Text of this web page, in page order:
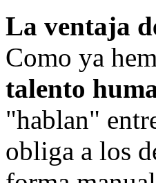
La ventaja
Como ya
talento
"hablan"
obliga a los